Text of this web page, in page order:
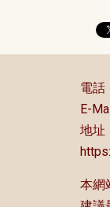
電話
E-
地址
本網